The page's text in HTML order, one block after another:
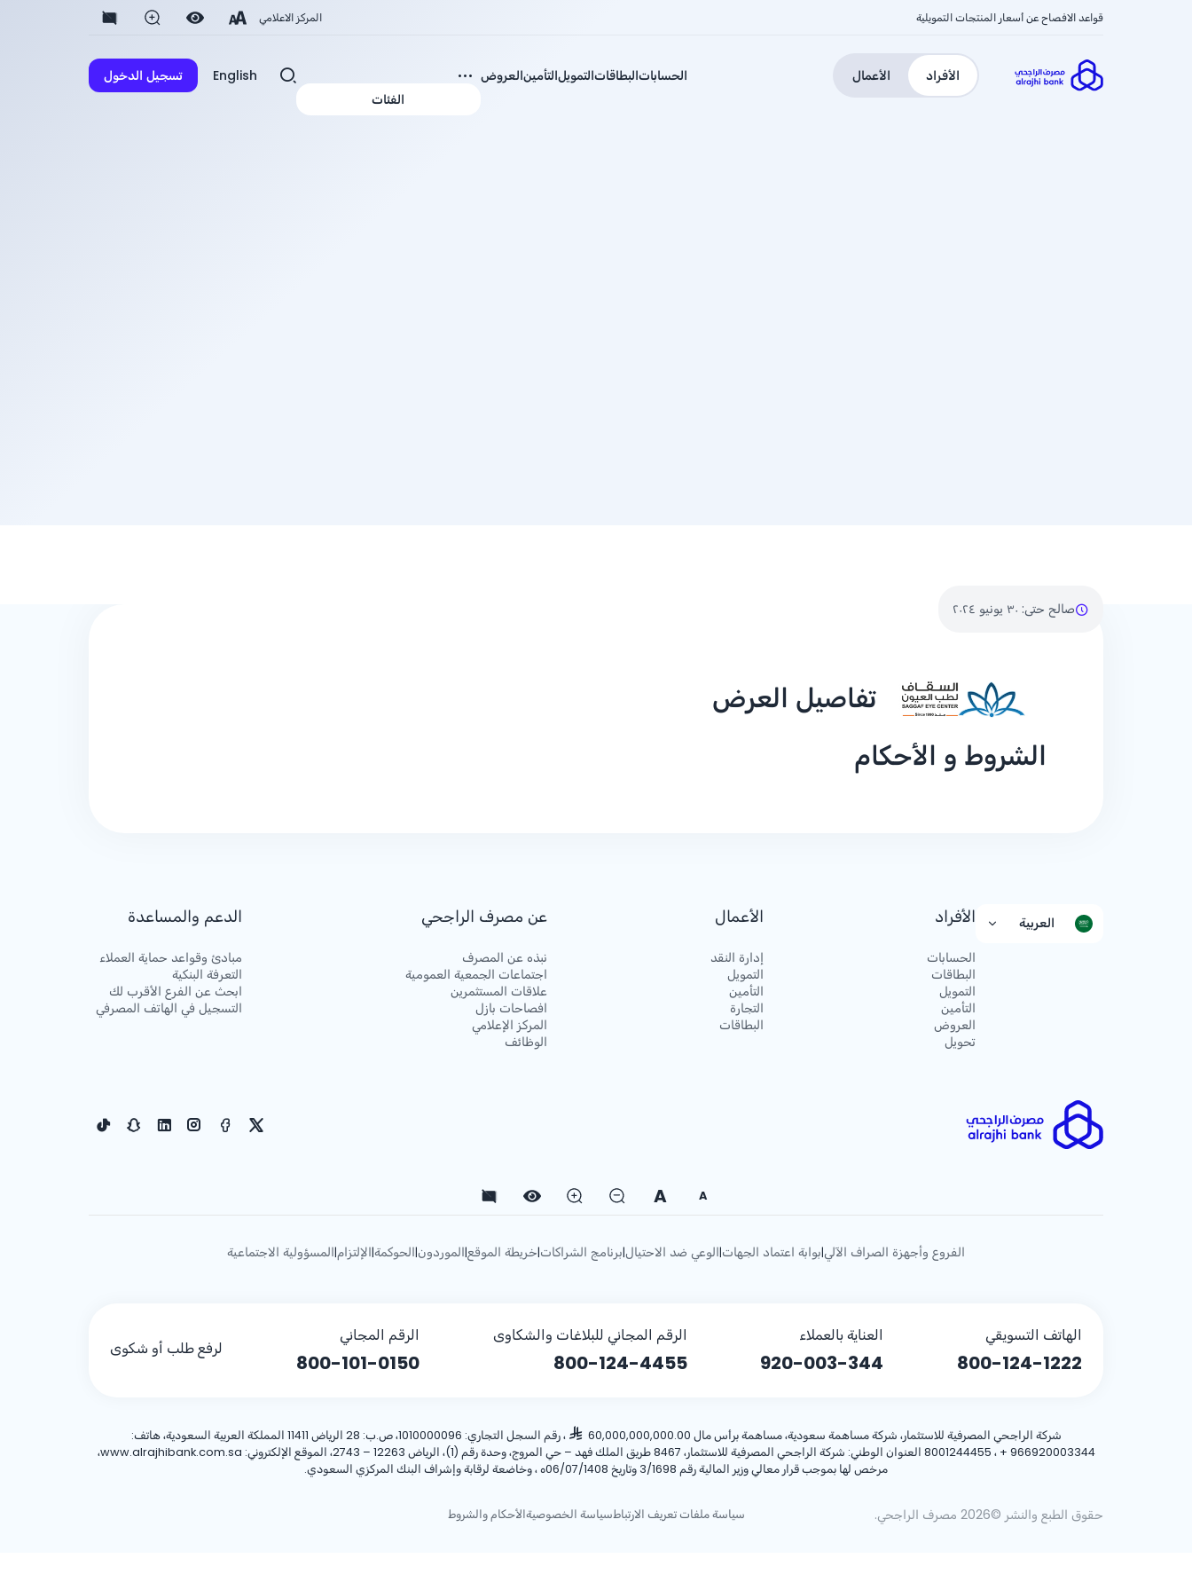
قواعد الافصاح عن أسعار المنتجات التمويلية المركز الاعلامي
الأفراد الأعمال الحساباتالبطاقاتالتمويلالتأمينالعروض
الفئات
English تسجيل الدخول
صالح حتى: ٣٠ يونيو ٢٠٢٤
تفاصيل العرض
الشروط و الأحكام
العربية الأفراد
الحسابات
البطاقات
التمويل
التأمين
العروض
تحويل
الأعمال
إدارة النقد
التمويل
التأمين
التجارة
البطاقات
عن مصرف الراجحي
نبذه عن المصرف
اجتماعات الجمعية العمومية
علاقات المستثمرين
افصاحات بازل
المركز الإعلامي
الوظائف
الدعم والمساعدة
مبادئ وقواعد حماية العملاء
التعرفة البنكية
ابحث عن الفرع الأقرب لك
التسجيل في الهاتف المصرفي
A
A
الفروع وأجهزة الصراف الآلي|بوابة اعتماد الجهات|الوعي ضد الاحتيال|برنامج الشراكات|خريطة الموقع|الموردون|الحوكمة|الإلتزام|المسؤولية الاجتماعية
الهاتف التسويقي
800-124-1222
العناية بالعملاء
920-003-344
الرقم المجاني للبلاغات والشكاوى
800-124-4455
الرقم المجاني
800-101-0150
لرفع طلب أو شكوى
شركة الراجحي المصرفية للاستثمار، شركة مساهمة سعودية، مساهمة برأس مال 60,000,000,000.00
، رقم السجل التجاري: 1010000096، ص.ب: 28 الرياض 11411 المملكة العربية السعودية، هاتف:
+ 966920003344
، 8001244455 العنوان الوطني: شركة الراجحي المصرفية للاستثمار، 8467 طريق الملك فهد – حي المروج، وحدة رقم (1)، الرياض 12263 – 2743، الموقع الإلكتروني: www.alrajhibank.com.sa،
مرخص لها بموجب قرار معالي وزير المالية رقم 3/1698 وتاريخ 06/07/1408ه ، وخاضعة لرقابة وإشراف البنك المركزي السعودي.
حقوق الطبع والنشر ©2026 مصرف الراجحي. سياسة ملفات تعريف الارتباطسياسة الخصوصيةالأحكام والشروط